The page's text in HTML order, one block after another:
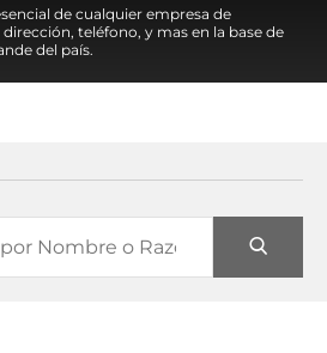
de cualquier empresa de
teléfono, y mas en la base de
del país.